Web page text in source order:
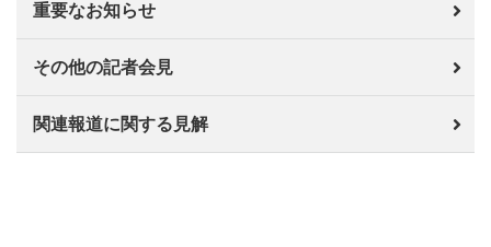
重要なお知らせ
その他の記者会見
関連報道に関する見解